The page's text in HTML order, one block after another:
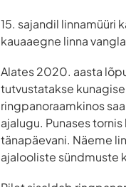
15. sajandil linnamüüri
kauaaegne linna
Alates 2020. aasta
tutvustatakse
ringpanoraamkinos
ajalugu. Punases
tänapäevani. Näeme
ajalooliste sündmuste